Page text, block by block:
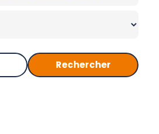
Rechercher